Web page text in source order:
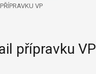
VP
přípravku VP